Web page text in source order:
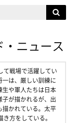
・ニュース
て戦場で活躍してい
は、厳しい訓練に
生や軍人たちは日本
が描かれるが、出
かれている。太平
方をしている。